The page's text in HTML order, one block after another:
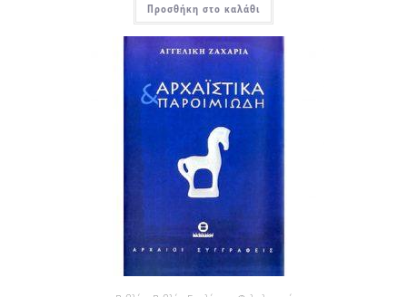
Προσθήκη στο καλάθι